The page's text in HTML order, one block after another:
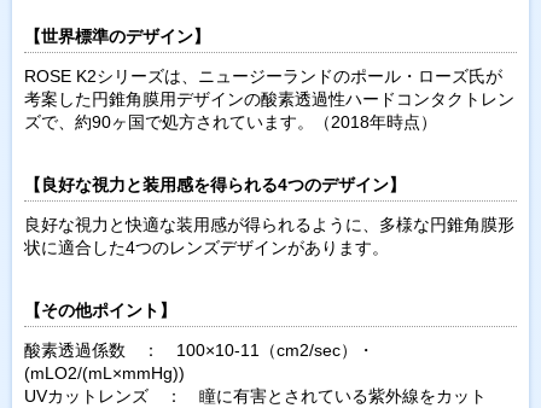
【世界標準のデザイン】
ROSE K2シリーズは、ニュージーランドのポール・ローズ氏が
考案した円錐角膜用デザインの酸素透過性ハードコンタクトレン
ズで、約90ヶ国で処方されています。（2018年時点）
【良好な視力と装用感を得られる4つのデザイン】
良好な視力と快適な装用感が得られるように、多様な円錐角膜形
状に適合した4つのレンズデザインがあります。
【その他ポイント】
酸素透過係数 ： 100×10-11（cm2/sec）・
(mLO2/(mL×mmHg))
UVカットレンズ ： 瞳に有害とされている紫外線をカット